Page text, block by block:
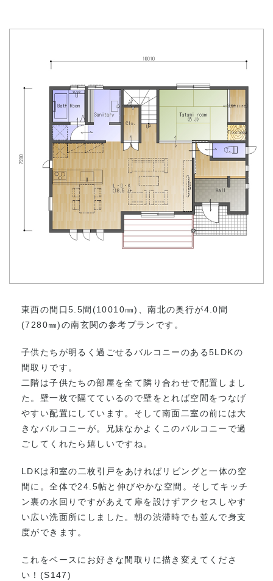
東西の間口5.5間(10010㎜)、南北の奥行が4.0間
(7280㎜)の南玄関の参考プランです。
子供たちが明るく過ごせるバルコニーのある5LDKの
間取りです。
二階は子供たちの部屋を全て隣り合わせで配置しまし
た。壁一枚で隔てているので壁をとれば空間をつなげ
やすい配置にしています。そして南面二室の前には大
きなバルコニーが。兄妹なかよくこのバルコニーで過
ごしてくれたら嬉しいですね。
LDKは和室の二枚引戸をあければリビングと一体の空
間に。全体で24.5帖と伸びやかな空間。そしてキッチ
ン裏の水回りですがあえて扉を設けずアクセスしやす
い広い洗面所にしました。朝の渋滞時でも並んで身支
度ができます。
これをベースにお好きな間取りに描き変えてくださ
い！(S147)